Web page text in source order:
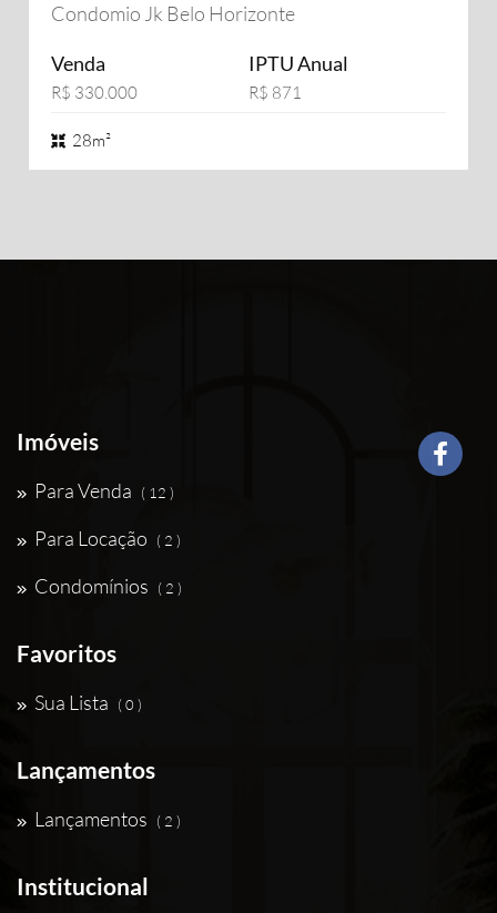
Condomio Jk Belo Horizonte
Venda
R$ 330.000
IPTU Anual
R$ 871
28m²
Imóveis
Para Venda ( 12 )
Para Locação ( 2 )
Condomínios ( 2 )
Favoritos
Sua Lista ( 0 )
Lançamentos
Lançamentos ( 2 )
Institucional